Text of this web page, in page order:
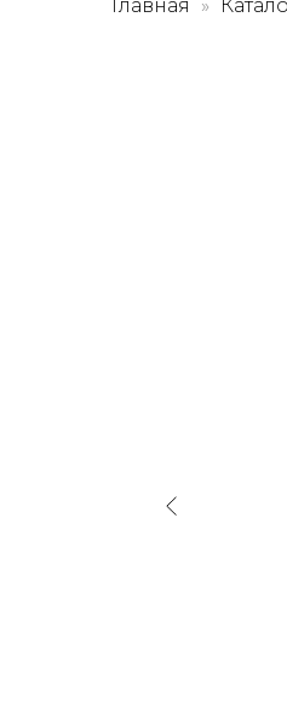
Главная